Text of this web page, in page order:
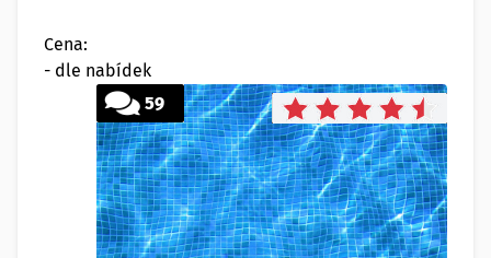
Cena:
- dle nabídek
59